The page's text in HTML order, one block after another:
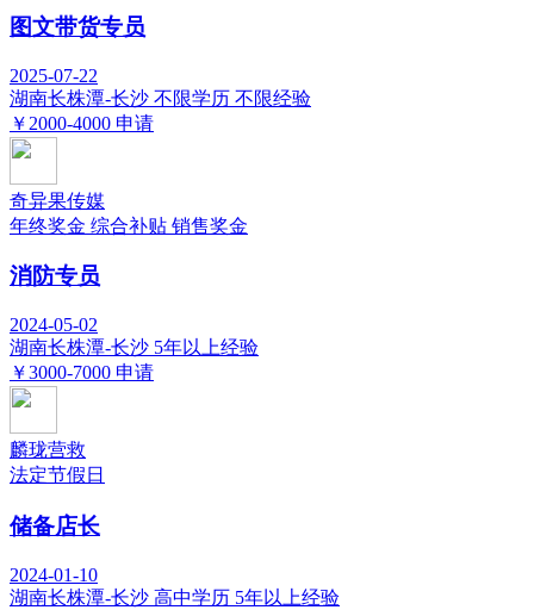
图文带货专员
2025-07-22
湖南长株潭-长沙 不限学历 不限经验
￥2000-4000 申请
奇异果传媒
年终奖金 综合补贴 销售奖金
消防专员
2024-05-02
湖南长株潭-长沙 5年以上经验
￥3000-7000 申请
麟珑营救
法定节假日
储备店长
2024-01-10
湖南长株潭-长沙 高中学历 5年以上经验